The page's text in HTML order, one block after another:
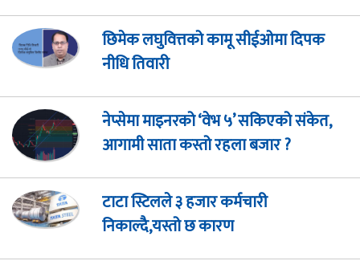
छिमेक लघुवित्तको कामू सीईओमा दिपक
नीधि तिवारी
नेप्सेमा माइनरको ‘वेभ ५’ सकिएको संकेत,
आगामी साता कस्तो रहला बजार ?
टाटा स्टिलले ३ हजार कर्मचारी
निकाल्दै,यस्तो छ कारण